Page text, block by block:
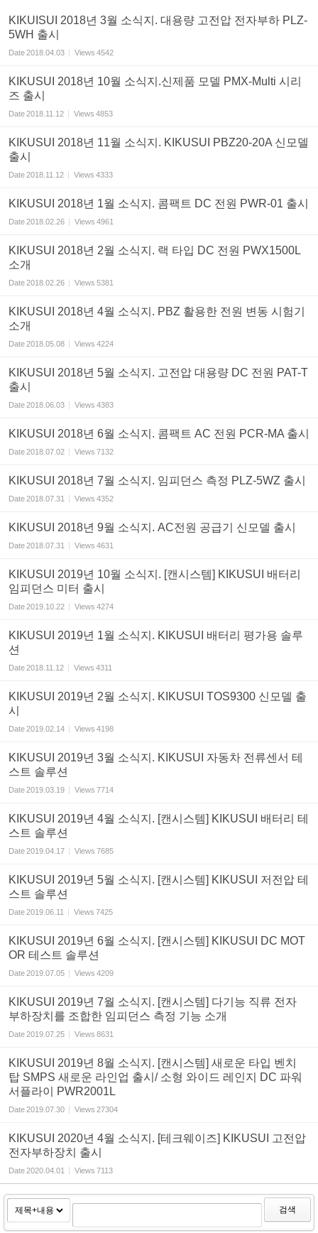
KIKUISUI 2018년 3월 소식지. 대용량 고전압 전자부하 PLZ-
5WH 출시
Date2018.04.03 Views 4542
KIKUSUI 2018년 10월 소식지.신제품 모델 PMX-Multi 시리
즈 출시
Date2018.11.12 Views 4853
KIKUSUI 2018년 11월 소식지. KIKUSUI PBZ20-20A 신모델
출시
Date2018.11.12 Views 4333
KIKUSUI 2018년 1월 소식지. 콤팩트 DC 전원 PWR-01 출시
Date2018.02.26 Views 4961
KIKUSUI 2018년 2월 소식지. 랙 타입 DC 전원 PWX1500L
소개
Date2018.02.26 Views 5381
KIKUSUI 2018년 4월 소식지. PBZ 활용한 전원 변동 시험기
소개
Date2018.05.08 Views 4224
KIKUSUI 2018년 5월 소식지. 고전압 대용량 DC 전원 PAT-T
출시
Date2018.06.03 Views 4383
KIKUSUI 2018년 6월 소식지. 콤팩트 AC 전원 PCR-MA 출시
Date2018.07.02 Views 7132
KIKUSUI 2018년 7월 소식지. 임피던스 측정 PLZ-5WZ 출시
Date2018.07.31 Views 4352
KIKUSUI 2018년 9월 소식지. AC전원 공급기 신모델 출시
Date2018.07.31 Views 4631
KIKUSUI 2019년 10월 소식지. [캔시스템] KIKUSUI 배터리
임피던스 미터 출시
Date2019.10.22 Views 4274
KIKUSUI 2019년 1월 소식지. KIKUSUI 배터리 평가용 솔루
션
Date2018.11.12 Views 4311
KIKUSUI 2019년 2월 소식지. KIKUSUI TOS9300 신모델 출
시
Date2019.02.14 Views 4198
KIKUSUI 2019년 3월 소식지. KIKUSUI 자동차 전류센서 테
스트 솔루션
Date2019.03.19 Views 7714
KIKUSUI 2019년 4월 소식지. [캔시스템] KIKUSUI 배터리 테
스트 솔루션
Date2019.04.17 Views 7685
KIKUSUI 2019년 5월 소식지. [캔시스템] KIKUSUI 저전압 테
스트 솔루션
Date2019.06.11 Views 7425
KIKUSUI 2019년 6월 소식지. [캔시스템] KIKUSUI DC MOT
OR 테스트 솔루션
Date2019.07.05 Views 4209
KIKUSUI 2019년 7월 소식지. [캔시스템] 다기능 직류 전자
부하장치를 조합한 임피던스 측정 기능 소개
Date2019.07.25 Views 8631
KIKUSUI 2019년 8월 소식지. [캔시스템] 새로운 타입 벤치
탑 SMPS 새로운 라인업 출시/ 소형 와이드 레인지 DC 파워
서플라이 PWR2001L
Date2019.07.30 Views 27304
KIKUSUI 2020년 4월 소식지. [테크웨이즈] KIKUSUI 고전압
전자부하장치 출시
Date2020.04.01 Views 7113
검색